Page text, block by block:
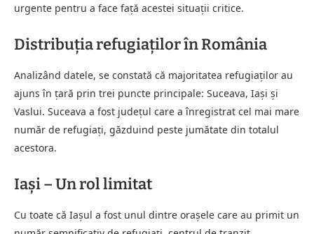
urgente pentru a face față acestei situații critice.
Distribuția refugiaților în România
Analizând datele, se constată că majoritatea refugiaților au
ajuns în țară prin trei puncte principale: Suceava, Iași și
Vaslui. Suceava a fost județul care a înregistrat cel mai mare
număr de refugiați, găzduind peste jumătate din totalul
acestora.
Iași – Un rol limitat
Cu toate că Iașul a fost unul dintre orașele care au primit un